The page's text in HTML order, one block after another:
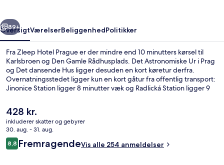
Næste
89+
OversigtVærelserBeliggenhedPolitikker
Fra Zleep Hotel Prague er der mindre end 10 minutters kørsel til
Karlsbroen og Den Gamle Rådhusplads. Det Astronomiske Ur i Prag
og Det dansende Hus ligger desuden en kort køretur derfra.
Overnatningsstedet ligger kun en kort gåtur fra offentlig transport:
Jinonice Station ligger 8 minutter væk og Radlická Station ligger 9
Den
nuværende
pris
er
428 kr.
428 kr.
inkluderer skatter og gebyrer
30. aug. - 31. aug.
Anmeldelser
8,88,8 ud af 10.
FremragendeVis alle 254 anmeldelser